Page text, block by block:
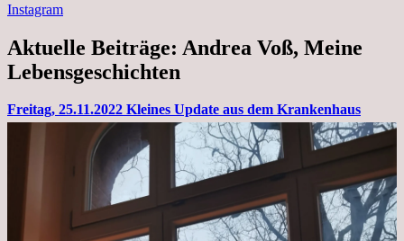
Instagram
Aktuelle Beiträge: Andrea Voß, Meine
Lebensgeschichten
Freitag, 25.11.2022 Kleines Update aus dem Krankenhaus